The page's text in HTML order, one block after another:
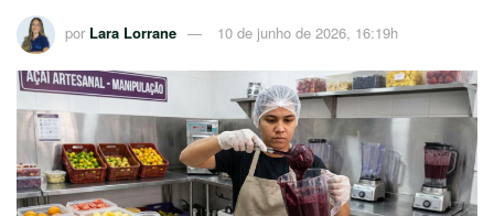
por Lara Lorrane 10 de junho de 2026, 16:19h